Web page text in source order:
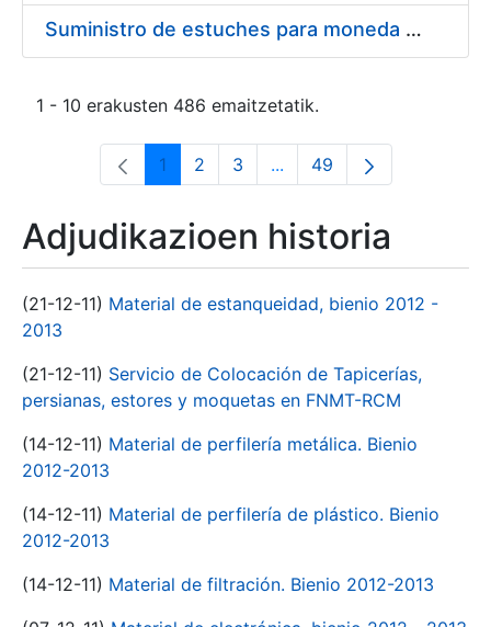
Suministro de estuches para moneda de 30 €
1 - 10 erakusten 486 emaitzetatik.
Orrialdea
1 Orrialdea
2 Orrialdea
3 ...Intermediate Pages Use
Orrialdea
49
Adjudikazioen historia
(21-12-11) Material de estanqueidad, bienio 2012 -
2013
(21-12-11) Servicio de Colocación de Tapicerías,
persianas, estores y moquetas en FNMT-RCM
(14-12-11) Material de perfilería metálica. Bienio
2012-2013
(14-12-11) Material de perfilería de plástico. Bienio
2012-2013
(14-12-11) Material de filtración. Bienio 2012-2013